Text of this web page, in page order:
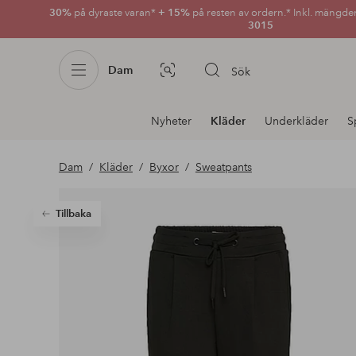
30% på dyraste varan* + 15% på resten av ordern.* Inkl.
3015
Dam Bildsök Sök
Avdelnings
navigation
Nyheter Kläder Underkläder
Dam Kläder Byxor Sweatpants
Tillbaka